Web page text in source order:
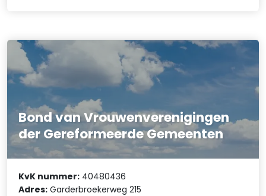
Bond van Vrouwenverenigingen
der Gereformeerde Gemeenten
KvK nummer: 40480436
Adres: Garderbroekerweg 215